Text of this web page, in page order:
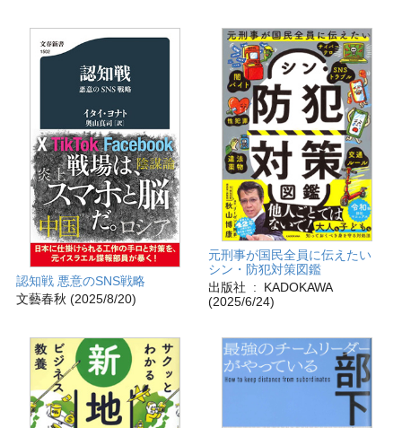
認知戦 悪意のSNS戦略
文藝春秋 (2025/8/20)
元刑事が国民全員に伝えたい
シン・防犯対策図鑑
出版社 ‏ : ‎ KADOKAWA
(2025/6/24)